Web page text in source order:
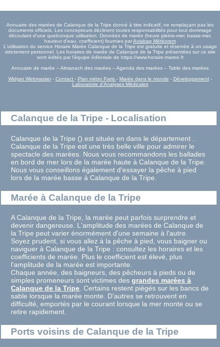
Annuaire des marées de Calanque de la Tripe donné à titre indicatif, ne remplaçant pas les
documents officiels. Les concepteurs déclinent toutes responsabilités pour tout dommage
découlant d'une quelconque utilisation. Données de marée (heure pleine-mer, basse-mer,
hauteur d'eau, coefficient) fournies parAviabag Météorem
L'utilisation du service Horaire Marée Calanque de la Tripe est gratuite et réservée à un usage
strictement personnel. Les horaires de marée de Calanque de la Tripe présentées sur ce site
sont édités par l'équipe éditoriale de https://www.horaire-maree.fr
Annuaire de marée – Almanach des marées – Agenda des marées – Table des marées
Widget Webmaster- Contact - Plan métro Paris - Marée dans le monde - Développement-
Laboratoire d'Analyses Médicales
Calanque de la Tripe - Localisation
Calanque de la Tripe () est située en dans le département .
Calanque de la Tripe est une très belle ville pour admirer le
spectacle des marées. Nous vous recommandons les ballades
en bord de mer lors de la marée haute à Calanque de la Tripe.
Nous vous conseillons également d'essayer la pêche à pied
lors de la marée basse à Calanque de la Tripe.
Marée à Calanque de la Tripe
A Calanque de la Tripe, la marée peut parfois surprendre et
devenir dangereuse. L'amplitude des marées de Calanque de
la Tripe peut varier énormément d'une semaine à l'autre.
Soyez prudent, si vous allez à la pêche à pied, vous baigner ou
naviguer à Calanque de la Tripe : consultez les horaires et les
coefficients de marée. Plus le coefficient est élevé, plus
l'amplitude de la marée est importante.
Chaque année, des baigneurs, des pêcheurs à pieds ou de
simples promeneurs sont victimes desgrandes marées à
Calanque de la Tripe. Certains restent piégés sur les bancs de
sable lorsque la marée monte. D'autres se retrouvent en
difficulté, emportés par le courant lorsque la mer monte ou se
retire rapidement.
Ports voisins de Calanque de la Tripe